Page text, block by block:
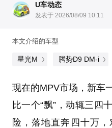
U车动态
发表于 2026/08/09 10:11
本文介绍的车型
星光M 腾势D9 DM-i
现在的MPV市场，新车
比一个“飘”，动辄三四
险，落地直奔四十万